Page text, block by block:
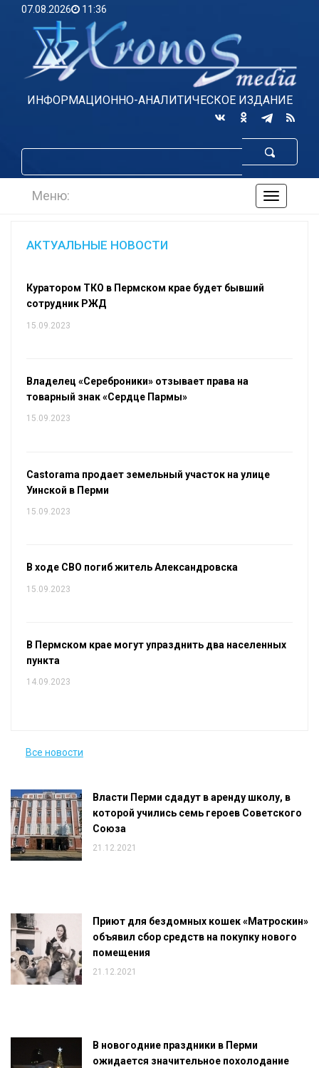
07.08.2026 11:36
ИНФОРМАЦИОННО-АНАЛИТИЧЕСКОЕ ИЗДАНИЕ
по
Меню:
АКТУАЛЬНЫЕ НОВОСТИ
Куратором ТКО в Пермском крае будет бывший
сотрудник РЖД
15.09.2023
Владелец «Сереброники» отзывает права на
товарный знак «Сердце Пармы»
15.09.2023
Castorama продает земельный участок на улице
Уинской в Перми
15.09.2023
В ходе СВО погиб житель Александровска
15.09.2023
В Пермском крае могут упразднить два населенных
пункта
14.09.2023
Все новости
Власти Перми сдадут в аренду школу, в
которой учились семь героев Советского
Союза
21.12.2021
Приют для бездомных кошек «Матроскин»
объявил сбор средств на покупку нового
помещения
21.12.2021
В новогодние праздники в Перми
ожидается значительное похолодание